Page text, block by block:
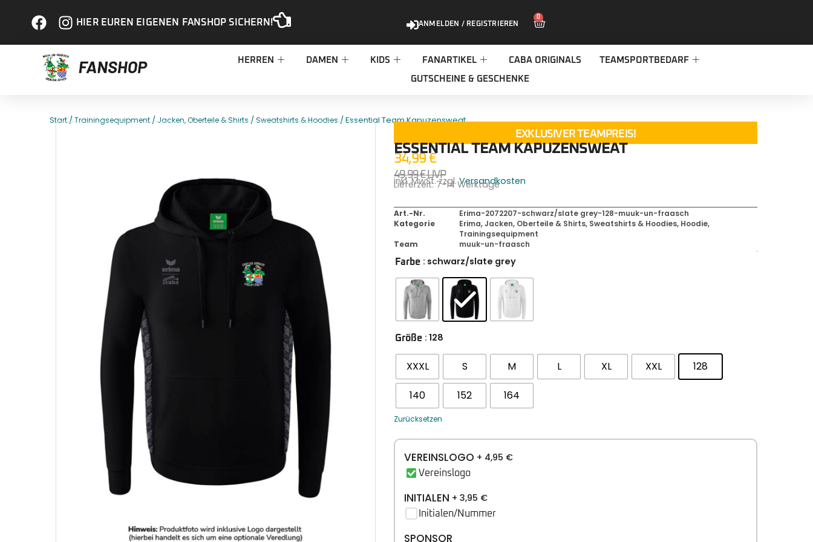
HIER EUREN EIGENEN FANSHOP SICHERN! ANMELDEN / REGISTRIEREN
0
HERREN DAMEN KIDS FANARTIKEL CABA ORIGINALS TEAMSPORTBEDARF
GUTSCHEINE & GESCHENKE
Start/Trainingsequipment/Jacken, Oberteile & Shirts/Sweatshirts & Hoodies/ Essential Team Kapuzensweat
EXKLUSIVER TEAMPREIS!
ESSENTIAL TEAM KAPUZENSWEAT
34,99€
49,99€UVP
inkl. MwSt. zzgl.Versandkosten
Lieferzeit:7-14 Werktage
Art.-Nr.
Erima-2072207-schwarz/slate grey-128-muuk-un-fraasch
Kategorie
Erima,Jacken, Oberteile & Shirts, Sweatshirts & Hoodies, Hoodie,
Trainingsequipment
Team
muuk-un-fraasch
Farbe : schwarz/slate grey
Größe : 128
XXXL S M L XL XXL 128
140 152 164
Zurücksetzen
VEREINSLOGO + 4,95 €
Vereinslogo
INITIALEN + 3,95 €
Initialen/Nummer
SPONSOR